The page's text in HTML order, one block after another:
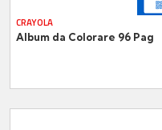
CRAYOLA
Album da Colorare 96 Pag